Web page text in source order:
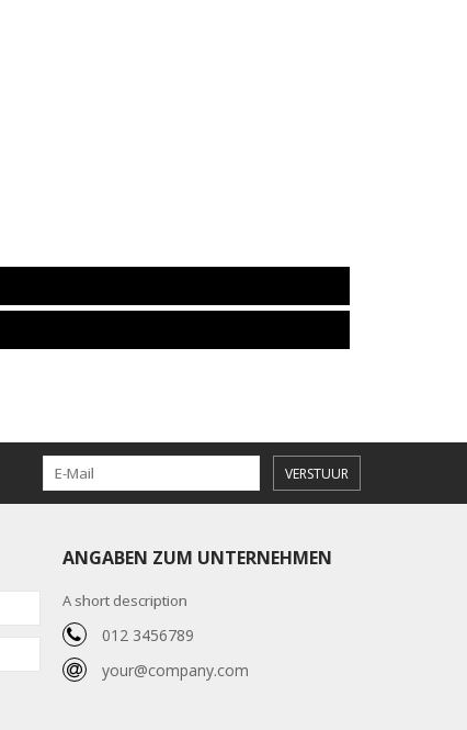
VERSTUUR
ANGABEN ZUM UNTERNEHMEN
A short description
012 3456789
your@company.com